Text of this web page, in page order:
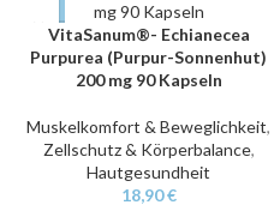
VitaSanum®- Echianecea
Purpurea (Purpur-Sonnenhut)
200 mg 90 Kapseln
Muskelkomfort & Beweglichkeit,
Zellschutz & Körperbalance,
Hautgesundheit
18,90€